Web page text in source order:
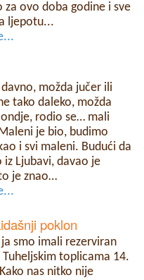
za ovo doba godine i sve
ljepotu...
možda jučer ili
tako daleko, možda
rodio se… mali
je bio, budimo
i svi maleni. Budući da
iz Ljubavi, davao je
je znao…
poklon
ja smo imali rezerviran
Tuheljskim toplicama 14.
nas nitko nije